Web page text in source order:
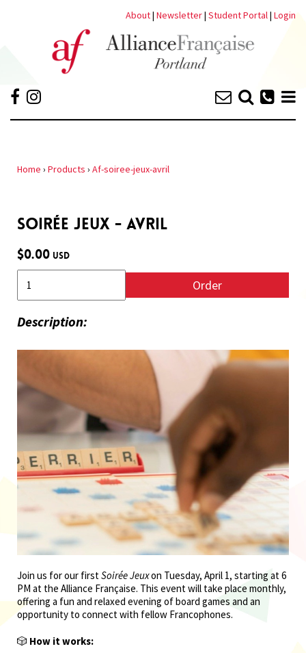
About| Newsletter| Student Portal| Login
Home › Products › Af-soiree-jeux-avril
SOIRÉE JEUX - AVRIL
$0.00 USD
Order
Description:
Join us for our firstSoirée Jeuxon Tuesday, April 1, starting at 6
PM at the Alliance Française. This event will take place monthly,
offering a fun and relaxed evening of board games and an
opportunity to connect with fellow Francophones.
🎲 How it works: